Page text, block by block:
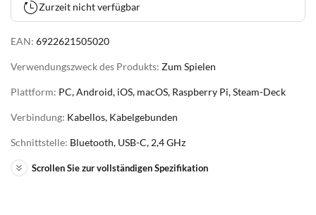
EAN: 6922621505020
Verwendungszweck des Produkts: Zum Spielen
Plattform: PC, Android, iOS, macOS, Raspberry Pi, Steam-Deck
Verbindung: Kabellos, Kabelgebunden
Schnittstelle: Bluetooth, USB-C, 2,4 GHz
Scrollen Sie zur vollständigen Spezifikation
Zurzeit nicht verfügbar